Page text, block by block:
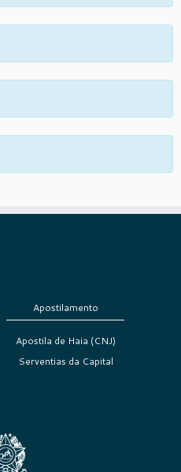
Apostilamento
Apostila de Haia (CNJ)
Serventias da Capital